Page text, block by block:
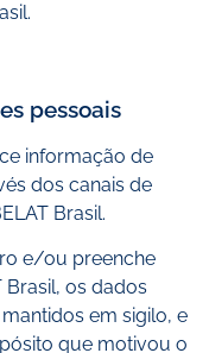
pessoais
informação de
dos canais de
Brasil.
e/ou preenche
os dados
em sigilo, e
que motivou o